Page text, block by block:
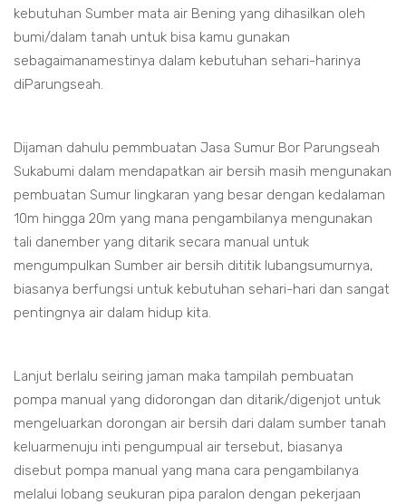
kebutuhan Sumber mata air Bening yang dihasilkan oleh
bumi/dalam tanah untuk bisa kamu gunakan
sebagaimanamestinya dalam kebutuhan sehari-harinya
diParungseah.
Dijaman dahulu pemmbuatan Jasa Sumur Bor Parungseah
Sukabumi dalam mendapatkan air bersih masih mengunakan
pembuatan Sumur lingkaran yang besar dengan kedalaman
10m hingga 20m yang mana pengambilanya mengunakan
tali danember yang ditarik secara manual untuk
mengumpulkan Sumber air bersih dititik lubangsumurnya,
biasanya berfungsi untuk kebutuhan sehari-hari dan sangat
pentingnya air dalam hidup kita.
Lanjut berlalu seiring jaman maka tampilah pembuatan
pompa manual yang didorongan dan ditarik/digenjot untuk
mengeluarkan dorongan air bersih dari dalam sumber tanah
keluarmenuju inti pengumpual air tersebut, biasanya
disebut pompa manual yang mana cara pengambilanya
melalui lobang seukuran pipa paralon dengan pekerjaan